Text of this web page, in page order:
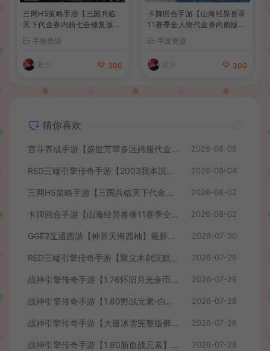
三网H5策略手游【三国兵临
天下代金券内购七合修复版】
最新整理单机一键即玩镜像端
+Linux手工服务端+管理后台
+GM授权后台+简易安卓客户
端+详细搭建教程+视频教程
手游资源
波少 300
卡牌回合手游【山海经异兽录
11赛季全人物代金券内购版】
最新整理WIN系服务端+授权
GM后台+管理后台+热更修改
工具+安卓+详细搭建教程
手游资源
波少 300
猜你喜欢
宫斗养成手游【盛世芳華多区跨服代金券本地优化版】最新整理单机一键即玩端+Linux手工服务端+CDK授权后台+安卓+详细搭建教程 2026-08-05
RED三端引擎传奇手游【2003我本沉默】最新整理Win系服务端+安卓苹果PC三端+详细搭建教程 2026-08-04
三网H5策略手游【三国兵临天下代金券内购七合修复版】最新整理单机一键即玩镜像端+Linux手工服务端+管理后台+GM授权后台+简易安卓客户端+详细搭建教程+视频教程 2026-08-02
卡牌回合手游【山海经异兽录11赛季全人物代金券内购版】最新整理WIN系服务端+授权GM后台+管理后台+热更修改工具+安卓+详细搭建教程 2026-08-02
GGE2互通西游【神界天海西柚】最新整理Win系服务端+安卓苹果PC三端+内置GM工具+全套源码+详细搭建教程+视频教程 2026-07-30
RED三端引擎传奇手游【聚义木剑沉默高仿嘟嘟沉默】最新整理Win系服务端+安卓苹果PC三端+详细搭建教程 2026-07-29
战神引擎传奇手游【1.76怀旧月光金币版】最新整理Win系复古服务端+安卓苹果双端+GM授权物品后台+详细搭建教程 2026-07-29
战神引擎传奇手游【1.80野战元素-白猪7.2免授权】最新整理Win系特色服务端+安卓+GM授权物品后台+详细搭建教程 2026-07-28
战神引擎传奇手游【大唐冰雪完整版裤衩7.0免授权】最新整理Win系特色服务端+GM授权后台+安卓苹果双端+详细搭建教程 2026-07-28
战神引擎传奇手游【1.80新血战元素】最新整理Win系特色服务端+安卓+GM授权物品后台+详细搭建教程 2026-07-28